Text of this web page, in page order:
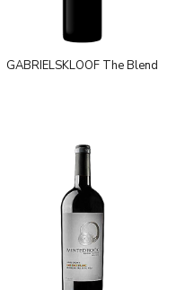
GABRIELSKLOOF The Blend